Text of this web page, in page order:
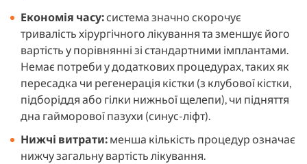
Економія часу:система значно скорочує
тривалість хірургічного лікування та зменшує його
вартість у порівнянні зі стандартними імплантами.
Немає потреби у додаткових процедурах, таких як
пересадка чи регенерація кістки (з клубової кістки,
підборіддя або гілки нижньої щелепи), чи підняття
дна гайморової пазухи (синус-ліфт).
Нижчі витрати: менша кількість процедур означає
нижчу загальну вартість лікування.